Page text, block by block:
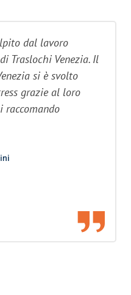
dal lavoro
Traslochi Venezia. Il
si è svolto
grazie al loro
raccomando